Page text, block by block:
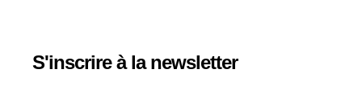
S'inscrire à la newsletter